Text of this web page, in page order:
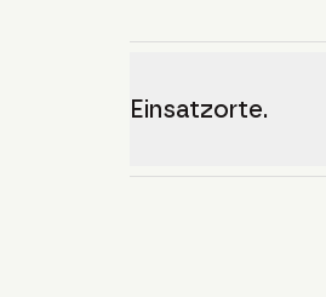
Einsatzorte.